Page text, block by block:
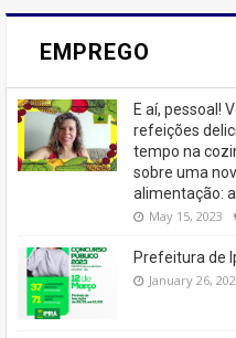
EMPREGO
E aí, pessoal!
refeições
tempo na
sobre uma
alimentação:
May 15, 2023
Prefeitura de
January 26,